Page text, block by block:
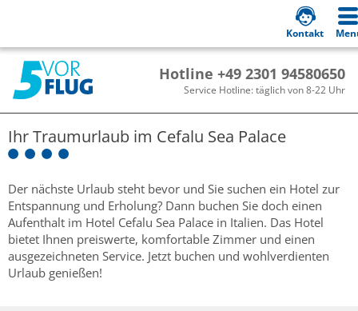
Hotline +49 2301 94580650
Service Hotline: täglich von 8-22 Uhr
Kontakt
Ihr Traumurlaub im Cefalu Sea Palace
Der nächste Urlaub steht bevor und Sie suchen ein Hotel zur
Entspannung und Erholung? Dann buchen Sie doch einen
Aufenthalt im Hotel Cefalu Sea Palace in Italien. Das Hotel
bietet Ihnen preiswerte, komfortable Zimmer und einen
ausgezeichneten Service. Jetzt buchen und wohlverdienten
Urlaub genießen!